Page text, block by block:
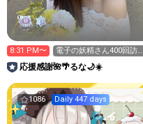
8:31 PM〜
電子の妖精さん400回訪問
ありがとう🧚‍♀️💫
応援感謝🌺🌴るな🌙‪☀️
1086 Daily 447 days